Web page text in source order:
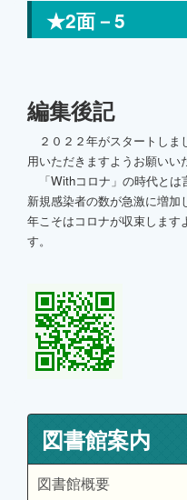
★2面－5
編集後記
２０２２年がスタートしま
用いただきますようお願いい
「Withコロナ」の時代とは
新規感染者の数が急激に増
年こそはコロナが収束しま
す。
図書館案内
図書館概要